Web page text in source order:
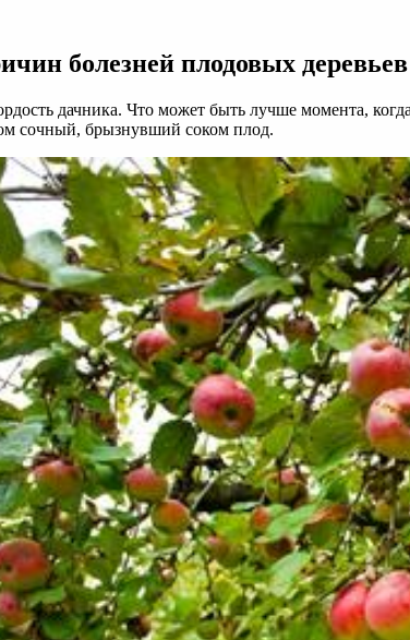
6
причин
болезней плодовых деревьев
дачника. Что может быть лучше момента,
сочный, брызнувший соком плод.